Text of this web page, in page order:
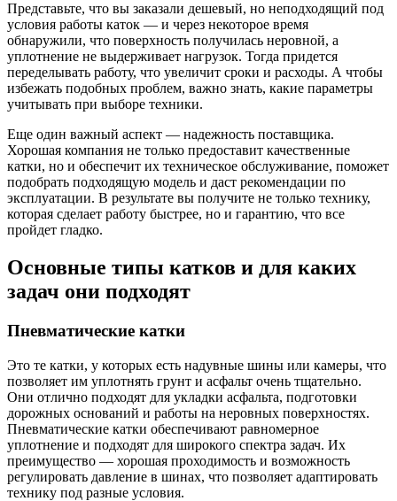
Представьте, что вы заказали дешевый, но неподходящий под
условия работы каток — и через некоторое время
обнаружили, что поверхность получилась неровной, а
уплотнение не выдерживает нагрузок. Тогда придется
переделывать работу, что увеличит сроки и расходы. А чтобы
избежать подобных проблем, важно знать, какие параметры
учитывать при выборе техники.
Еще один важный аспект — надежность поставщика.
Хорошая компания не только предоставит качественные
катки, но и обеспечит их техническое обслуживание, поможет
подобрать подходящую модель и даст рекомендации по
эксплуатации. В результате вы получите не только технику,
которая сделает работу быстрее, но и гарантию, что все
пройдет гладко.
Основные типы катков и для каких
задач они подходят
Пневматические катки
Это те катки, у которых есть надувные шины или камеры, что
позволяет им уплотнять грунт и асфальт очень тщательно.
Они отлично подходят для укладки асфальта, подготовки
дорожных оснований и работы на неровных поверхностях.
Пневматические катки обеспечивают равномерное
уплотнение и подходят для широкого спектра задач. Их
преимущество — хорошая проходимость и возможность
регулировать давление в шинах, что позволяет адаптировать
технику под разные условия.